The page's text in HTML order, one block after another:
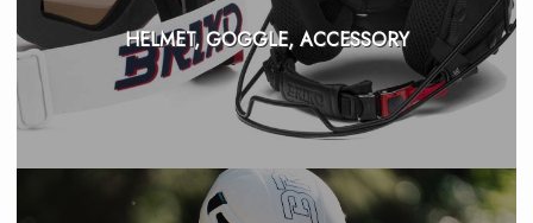
HELMET, GOGGLE, ACCESSORY